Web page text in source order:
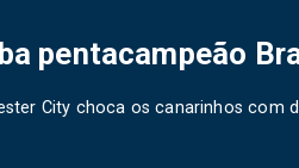
pentacampeão
City choca os canarinhos com